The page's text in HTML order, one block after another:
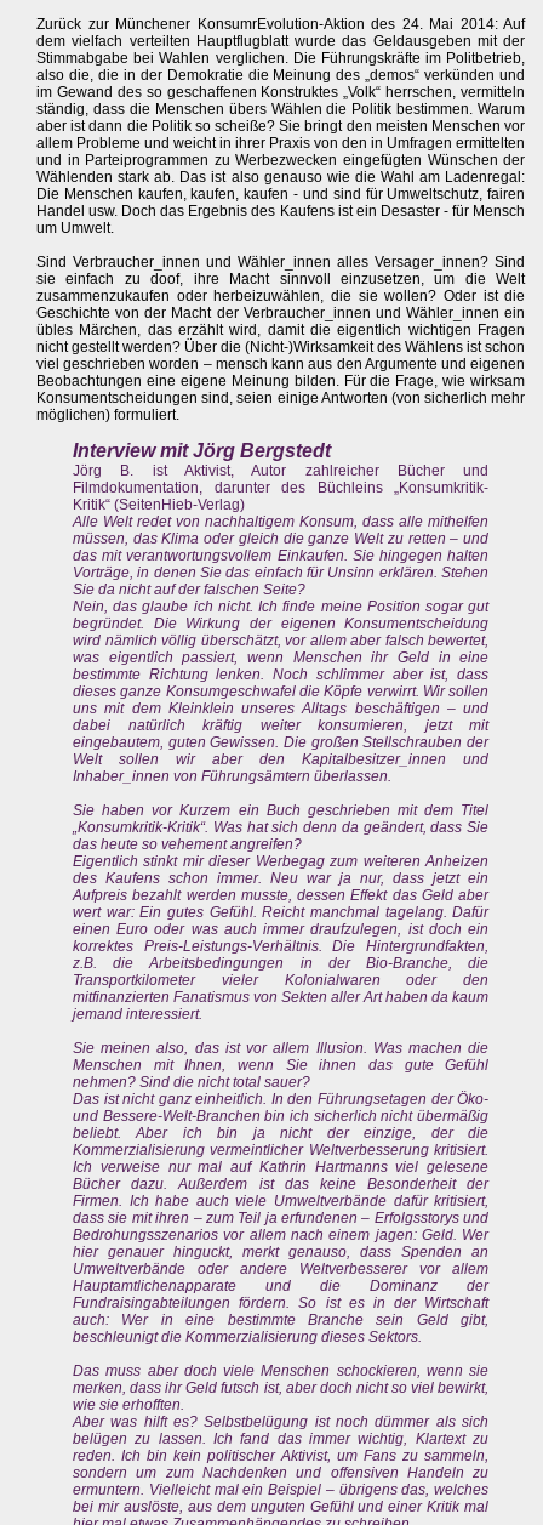
Zurück zur Münchener KonsumrEvolution-Aktion des 24. Mai 2014: Auf
dem vielfach verteilten Hauptflugblatt wurde das Geldausgeben mit der
Stimmabgabe bei Wahlen verglichen. Die Führungskräfte im Politbetrieb,
also die, die in der Demokratie die Meinung des „demos“ verkünden und
im Gewand des so geschaffenen Konstruktes „Volk“ herrschen, vermitteln
ständig, dass die Menschen übers Wählen die Politik bestimmen. Warum
aber ist dann die Politik so scheiße? Sie bringt den meisten Menschen vor
allem Probleme und weicht in ihrer Praxis von den in Umfragen ermittelten
und in Parteiprogrammen zu Werbezwecken eingefügten Wünschen der
Wählenden stark ab. Das ist also genauso wie die Wahl am Ladenregal:
Die Menschen kaufen, kaufen, kaufen - und sind für Umweltschutz, fairen
Handel usw. Doch das Ergebnis des Kaufens ist ein Desaster - für Mensch
um Umwelt.
Sind Verbraucher_innen und Wähler_innen alles Versager_innen? Sind
sie einfach zu doof, ihre Macht sinnvoll einzusetzen, um die Welt
zusammenzukaufen oder herbeizuwählen, die sie wollen? Oder ist die
Geschichte von der Macht der Verbraucher_innen und Wähler_innen ein
übles Märchen, das erzählt wird, damit die eigentlich wichtigen Fragen
nicht gestellt werden? Über die (Nicht-)Wirksamkeit des Wählens ist schon
viel geschrieben worden – mensch kann aus den Argumente und eigenen
Beobachtungen eine eigene Meinung bilden. Für die Frage, wie wirksam
Konsumentscheidungen sind, seien einige Antworten (von sicherlich mehr
möglichen) formuliert.
Interview mit Jörg Bergstedt
Jörg B. ist Aktivist, Autor zahlreicher Bücher und
Filmdokumentation, darunter des Büchleins „Konsumkritik-
Kritik“ (SeitenHieb-Verlag)
Alle Welt redet von nachhaltigem Konsum, dass alle mithelfen
müssen, das Klima oder gleich die ganze Welt zu retten – und
das mit verantwortungsvollem Einkaufen. Sie hingegen halten
Vorträge, in denen Sie das einfach für Unsinn erklären. Stehen
Sie da nicht auf der falschen Seite?
Nein, das glaube ich nicht. Ich finde meine Position sogar gut
begründet. Die Wirkung der eigenen Konsumentscheidung
wird nämlich völlig überschätzt, vor allem aber falsch bewertet,
was eigentlich passiert, wenn Menschen ihr Geld in eine
bestimmte Richtung lenken. Noch schlimmer aber ist, dass
dieses ganze Konsumgeschwafel die Köpfe verwirrt. Wir sollen
uns mit dem Kleinklein unseres Alltags beschäftigen – und
dabei natürlich kräftig weiter konsumieren, jetzt mit
eingebautem, guten Gewissen. Die großen Stellschrauben der
Welt sollen wir aber den Kapitalbesitzer_innen und
Inhaber_innen von Führungsämtern überlassen.
Sie haben vor Kurzem ein Buch geschrieben mit dem Titel
„Konsumkritik-Kritik“. Was hat sich denn da geändert, dass Sie
das heute so vehement angreifen?
Eigentlich stinkt mir dieser Werbegag zum weiteren Anheizen
des Kaufens schon immer. Neu war ja nur, dass jetzt ein
Aufpreis bezahlt werden musste, dessen Effekt das Geld aber
wert war: Ein gutes Gefühl. Reicht manchmal tagelang. Dafür
einen Euro oder was auch immer draufzulegen, ist doch ein
korrektes Preis-Leistungs-Verhältnis. Die Hintergrundfakten,
z.B. die Arbeitsbedingungen in der Bio-Branche, die
Transportkilometer vieler Kolonialwaren oder den
mitfinanzierten Fanatismus von Sekten aller Art haben da kaum
jemand interessiert.
Sie meinen also, das ist vor allem Illusion. Was machen die
Menschen mit Ihnen, wenn Sie ihnen das gute Gefühl
nehmen? Sind die nicht total sauer?
Das ist nicht ganz einheitlich. In den Führungsetagen der Öko-
und Bessere-Welt-Branchen bin ich sicherlich nicht übermäßig
beliebt. Aber ich bin ja nicht der einzige, der die
Kommerzialisierung vermeintlicher Weltverbesserung kritisiert.
Ich verweise nur mal auf Kathrin Hartmanns viel gelesene
Bücher dazu. Außerdem ist das keine Besonderheit der
Firmen. Ich habe auch viele Umweltverbände dafür kritisiert,
dass sie mit ihren – zum Teil ja erfundenen – Erfolgsstorys und
Bedrohungsszenarios vor allem nach einem jagen: Geld. Wer
hier genauer hinguckt, merkt genauso, dass Spenden an
Umweltverbände oder andere Weltverbesserer vor allem
Hauptamtlichenapparate und die Dominanz der
Fundraisingabteilungen fördern. So ist es in der Wirtschaft
auch: Wer in eine bestimmte Branche sein Geld gibt,
beschleunigt die Kommerzialisierung dieses Sektors.
Das muss aber doch viele Menschen schockieren, wenn sie
merken, dass ihr Geld futsch ist, aber doch nicht so viel bewirkt,
wie sie erhofften.
Aber was hilft es? Selbstbelügung ist noch dümmer als sich
belügen zu lassen. Ich fand das immer wichtig, Klartext zu
reden. Ich bin kein politischer Aktivist, um Fans zu sammeln,
sondern um zum Nachdenken und offensiven Handeln zu
ermuntern. Vielleicht mal ein Beispiel – übrigens das, welches
bei mir auslöste, aus dem unguten Gefühl und einer Kritik mal